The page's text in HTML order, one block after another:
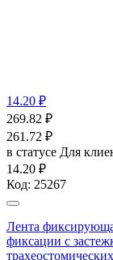
14.20 ₽
269.82 ₽
261.72 ₽
в статусе Для
14.20 ₽
Код: 25267
Лента
фиксации с